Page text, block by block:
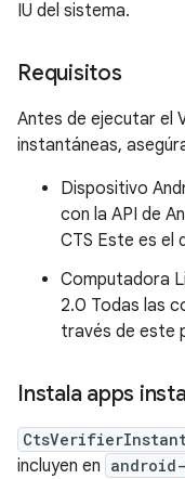
IU del sistema.
Requisitos
Antes de ejecutar el
instantáneas,
Dispositivo
con la API de
CTS Este es el
Computadora
2.0 Todas las
través de este
Instala apps
incluyen en